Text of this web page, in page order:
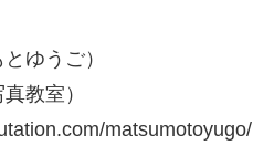
ゆうご）
教室）
matsumotoyugo/